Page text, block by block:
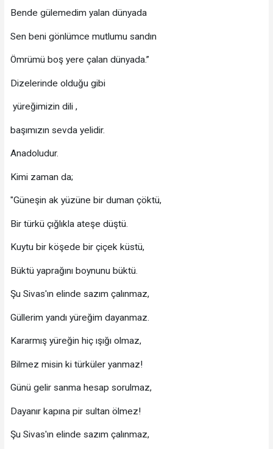
Bende gülemedim yalan dünyada
Sen beni gönlümce mutlumu sandın
Ömrümü boş yere çalan dünyada.”
Dizelerinde olduğu gibi
yüreğimizin dili ,
başımızın sevda yelidir.
Anadoludur.
Kimi zaman da;
"Güneşin ak yüzüne bir duman çöktü,
Bir türkü çığlıkla ateşe düştü.
Kuytu bir köşede bir çiçek küstü,
Büktü yaprağını boynunu büktü.
Şu Sivas'ın elinde sazım çalınmaz,
Güllerim yandı yüreğim dayanmaz.
Kararmış yüreğin hiç ışığı olmaz,
Bilmez misin ki türküler yanmaz!
Günü gelir sanma hesap sorulmaz,
Dayanır kapına pir sultan ölmez!
Şu Sivas'ın elinde sazım çalınmaz,